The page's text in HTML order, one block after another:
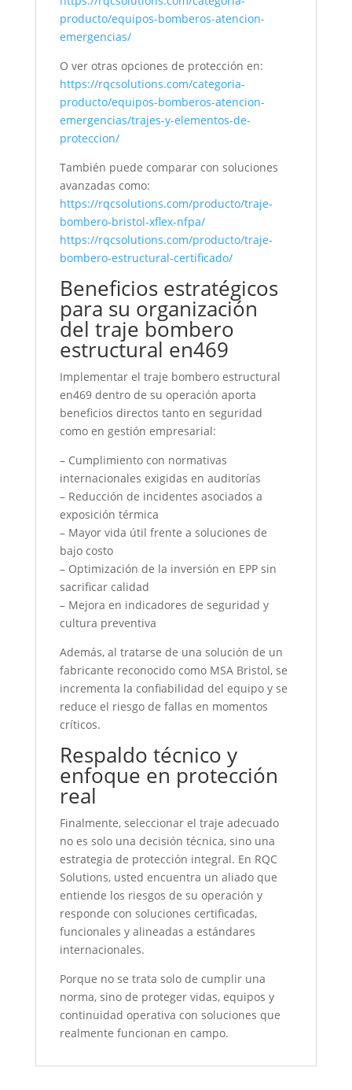
producto/equipos-bomberos-atencion-
emergencias/
O ver otras opciones de protección en:
https://rqcsolutions.com/categoria-
producto/equipos-bomberos-atencion-
emergencias/trajes-y-elementos-de-
proteccion/
También puede comparar con soluciones
avanzadas como:
https://rqcsolutions.com/producto/traje-
bombero-bristol-xflex-nfpa/
https://rqcsolutions.com/producto/traje-
bombero-estructural-certificado/
Beneficios estratégicos
para su organización
del traje bombero
estructural en469
Implementar el traje bombero estructural
en469 dentro de su operación aporta
beneficios directos tanto en seguridad
como en gestión empresarial:
– Cumplimiento con normativas
internacionales exigidas en auditorías
– Reducción de incidentes asociados a
exposición térmica
– Mayor vida útil frente a soluciones de
bajo costo
– Optimización de la inversión en EPP sin
sacrificar calidad
– Mejora en indicadores de seguridad y
cultura preventiva
Además, al tratarse de una solución de un
fabricante reconocido como MSA Bristol, se
incrementa la confiabilidad del equipo y se
reduce el riesgo de fallas en momentos
críticos.
Respaldo técnico y
enfoque en protección
real
Finalmente, seleccionar el traje adecuado
no es solo una decisión técnica, sino una
estrategia de protección integral. En RQC
Solutions, usted encuentra un aliado que
entiende los riesgos de su operación y
responde con soluciones certificadas,
funcionales y alineadas a estándares
internacionales.
Porque no se trata solo de cumplir una
norma, sino de proteger vidas, equipos y
continuidad operativa con soluciones que
realmente funcionan en campo.